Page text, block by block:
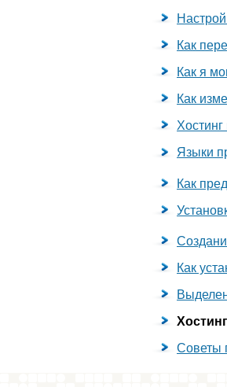
Как
Как я
Как
Языки
Как
Как
Советы